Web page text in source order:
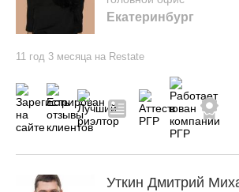
Екатеринбург
11 год 3 месяца на Restate
Уткин Дмитрий